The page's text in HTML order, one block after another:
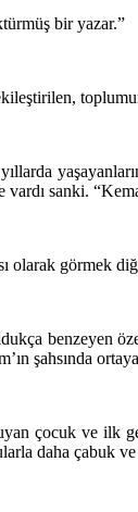
bir yazar.”
vardı sanki.
olarak görmek
benzeyen
şahsında
çocuk ve ilk
daha çabuk